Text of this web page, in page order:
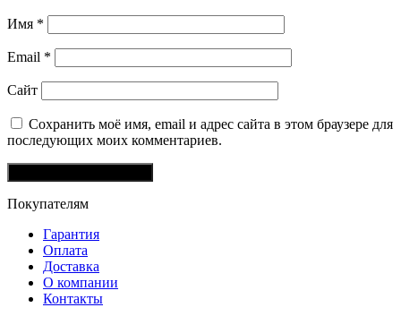
Имя *
Email *
Сайт
Сохранить моё имя, email и адрес сайта в этом браузере для
последующих моих комментариев.
Покупателям
Гарантия
Оплата
Доставка
О компании
Контакты